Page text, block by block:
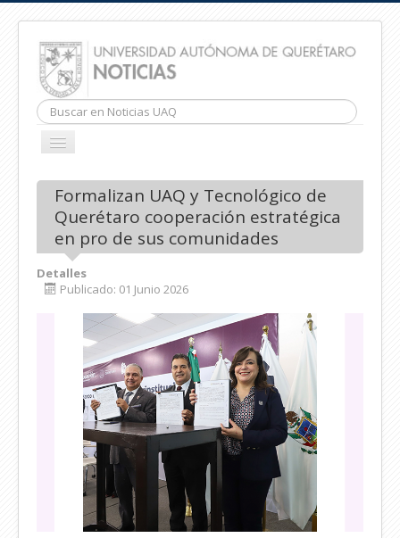
Buscar...
CAMBIAR
Formalizan UAQ y Tecnológico de
Querétaro cooperación estratégica
en pro de sus comunidades
Detalles
Publicado: 01 Junio 2026